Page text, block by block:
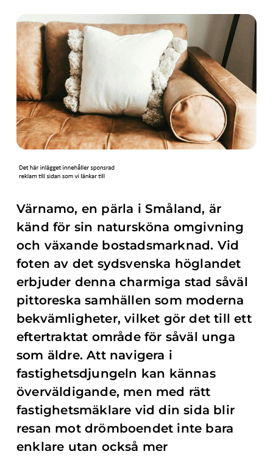
Värnamo, en pärla i Småland, är
känd för sin natursköna omgivning
och växande bostadsmarknad. Vid
foten av det sydsvenska höglandet
erbjuder denna charmiga stad såväl
pittoreska samhällen som moderna
bekvämligheter, vilket gör det till ett
eftertraktat område för såväl unga
som äldre. Att navigera i
fastighetsdjungeln kan kännas
överväldigande, men med rätt
fastighetsmäklare vid din sida blir
resan mot drömboendet inte bara
enklare utan också mer